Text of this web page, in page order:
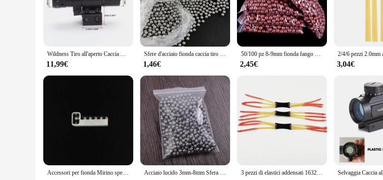
Wildness Tiro all'aperto Caccia Aiuti Strumento Mirini laser rossi Accessori per fionda Regolabili con supporto Mirini laser catapulta
11,99€
Sfere d'acciaio fionda caccia tiro con l'arco 4mm 5mm 6mm 8mm 9mm 10mm 11mm 12mm acciaio ad alto tenore di carbonio fionda palla catapulta caccia munizioni
1,46€
50/100 pz 8-9mm fionda fango palla caccia all'aperto e tiro solido palla pratica munizioni fionda accessori per la caccia
2,45€ 3,04€
Accessori per fionda Mirino speciale per fionda Puntamento laser Puntamento orizzontale Cinque puntamenti Puntamento per accessori per fionde Acciaio lucido 3mm-8mm Sfera d'acciaio Fionda da esterno Caccia Tiro Forte catapulta Sling Shots Accessori da caccia in acciaio al carbonio 3 pezzi di elastici addensati 1632 incorporati 1745 doppio modello per aumentare il potere della fionda e migliorare il potere della caccia